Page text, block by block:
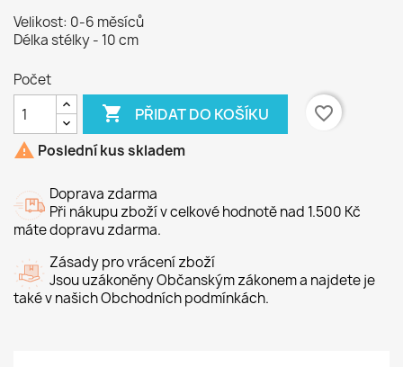
Velikost: 0-6 měsíců
Délka stélky - 10 cm
Počet
 PŘIDAT DO KOŠÍKU
favorite_border
 Poslední kus skladem
Doprava zdarma
Při nákupu zboží v celkové hodnotě nad 1.500 Kč
máte dopravu zdarma.
Zásady pro vrácení zboží
Jsou uzákoněny Občanským zákonem a najdete je
také v našich Obchodních podmínkách.